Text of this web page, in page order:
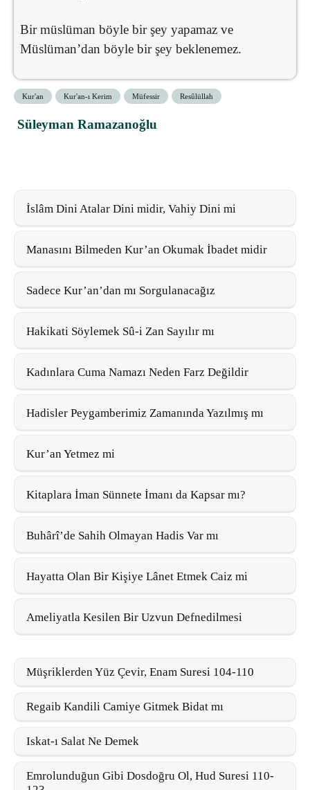
Bir müslüman böyle bir şey yapamaz ve
Müslüman’dan böyle bir şey beklenemez.
Kur'an Kur'an-ı Kerim Müfessir Resûlüllah
Süleyman Ramazanoğlu
İslâm Dini Atalar Dini midir, Vahiy Dini mi
Manasını Bilmeden Kur’an Okumak İbadet midir
Sadece Kur’an’dan mı Sorgulanacağız
Hakikati Söylemek Sû-i Zan Sayılır mı
Kadınlara Cuma Namazı Neden Farz Değildir
Hadisler Peygamberimiz Zamanında Yazılmış mı
Kur’an Yetmez mi
Kitaplara İman Sünnete İmanı da Kapsar mı?
Buhârî’de Sahih Olmayan Hadis Var mı
Hayatta Olan Bir Kişiye Lânet Etmek Caiz mi
Ameliyatla Kesilen Bir Uzvun Defnedilmesi
Müşriklerden Yüz Çevir, Enam Suresi 104-110
Regaib Kandili Camiye Gitmek Bidat mı
Iskat-ı Salat Ne Demek
Emrolunduğun Gibi Dosdoğru Ol, Hud Suresi 110-